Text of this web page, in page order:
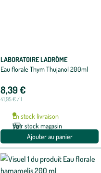
LABORATOIRE LADRÔME
Eau florale Thym Thujanol 200ml
8,39 €
41,95 € / l
En stock livraison
Voir stock magasin
Ajouter au panier